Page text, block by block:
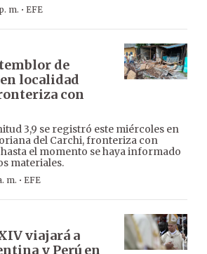
m. · EFE
de
localidad
con
3,9 se registró este miércoles en
del Carchi, fronteriza con
el momento se haya informado
materiales.
m. · EFE
viajará a
y Perú en